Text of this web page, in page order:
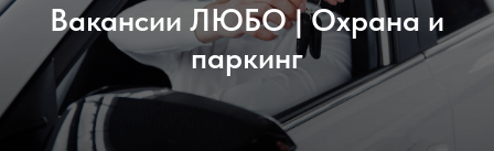
Вакансии ЛЮБО | Охрана и
паркинг